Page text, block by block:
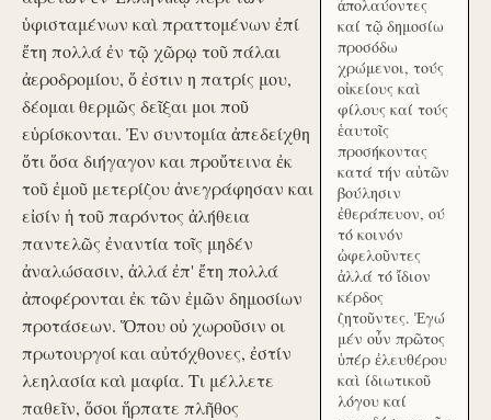
ὑφισταμένων καὶ πραττομένων ἐπί
ἔτη πολλά ἐν τῷ χῶρῳ τοῦ πάλαι
ἀεροδρομίου, ὅ ἐστιν η πατρίς μου,
δέομαι θερμῶς δεῖξαι μοι ποῦ
εὑρίσκονται. Ἐν συντομία ἀπεδείχθη
ὅτι ὅσα διήγαγον και προὔτεινα ἐκ
τοῦ ἐμοῦ μετερίζου ἀνεγράφησαν και
εἰσίν ἡ τοῦ παρόντος ἀλήθεια
παντελῶς ἐναντία τοῖς μηδέν
ἀναλώσασιν, ἀλλά ἐπ' ἔτη πολλά
ἀποφέρονται ἐκ τῶν ἐμῶν δημοσίων
προτάσεων. Ὅπου οὐ χωροῦσιν οι
πρωτουργοί και αὐτόχθονες, ἐστίν
λεηλασία καὶ μαφία. Τι μέλλετε
παθεῖν, ὅσοι ἥρπατε πλῆθος
ἀπολαύοντες
καί τῷ δημοσίω
προσόδω
χρώμενοι, τούς
οἰκείους καὶ
φίλους καί τούς
ἑαυτοῖς
προσήκοντας
κατά τήν αὑτῶν
βούλησιν
ἐθεράπευον, ού
τό κοινόν
ὠφελοῦντες
ἀλλά τό ἴδιον
κέρδος
ζητοῦντες. Ἐγώ
μέν οὖν πρῶτος
ὑπέρ ἐλευθέρου
καὶ ίδιωτικοῦ
λόγου καί